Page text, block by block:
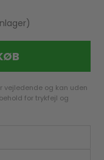
vejledende og kan uden
for trykfejl og